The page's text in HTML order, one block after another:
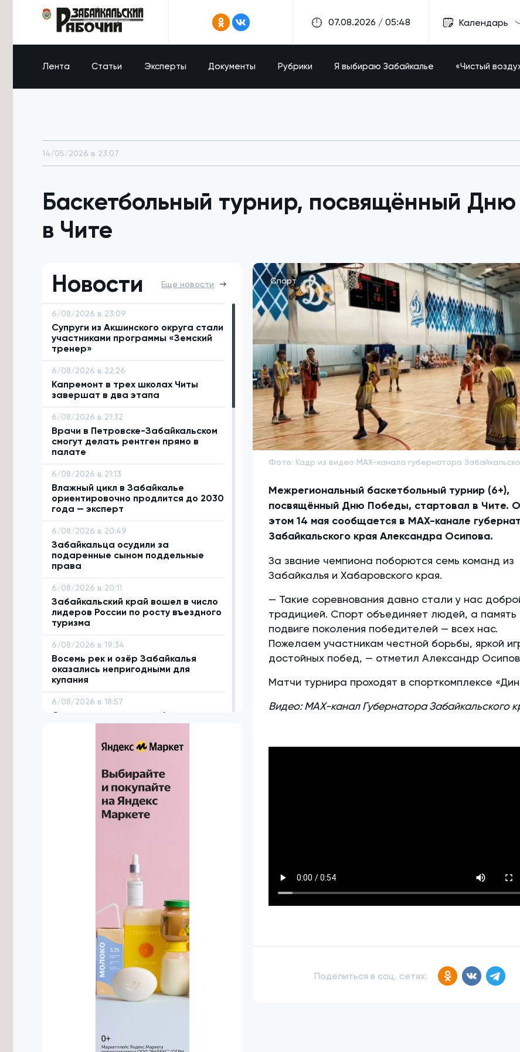
07.08.2026 / 05:48 Календарь
Лента Статьи Эксперты Документы Рубрики Я выбираю Забайкалье «Чистый
14/05/2026 в 23:07
Баскетбольный турнир, посвящённый
в Чите
Новости
Еще новости
6/08/2026 в 23:09
Супруги из Акшинского округа стали
участниками программы «Земский
тренер»
6/08/2026 в 22:26
Капремонт в трех школах Читы
завершат в два этапа
6/08/2026 в 21:32
Врачи в Петровске-Забайкальском
смогут делать рентген прямо в
палате
6/08/2026 в 21:13
Влажный цикл в Забайкалье
ориентировочно продлится до 2030
года — эксперт
6/08/2026 в 20:49
Забайкальца осудили за
подаренные сыном поддельные
права
6/08/2026 в 20:11
Забайкальский край вошел в число
лидеров России по росту въездного
туризма
6/08/2026 в 19:34
Восемь рек и озёр Забайкалья
оказались непригодными для
купания
6/08/2026 в 18:57
Сто проектов стали победителями
первого конкурса ТОС «Решаем
сами» в Забайкалье
Систему каналов для отвода
дождевой воды предложили
построить в селе Угдан
6/08/2026 в 18:31
Деловую программу проведут на
фестивале «Хорхог» в Забайкалье
6/08/2026 в 17:52
Самое большое число дамб в
России строится в Забайкалье
6/08/2026 в 17:50
Трёх ночных дрифтеров без прав
привлекли к ответственности в Чите
6/08/2026 в 17:40
Спорт
Фото: Кадр из видео МАХ-канала губернатора
Межрегиональный баскетбольный турнир (6+),
посвящённый Дню Победы, стартовал в Чите.
этом 14 мая сообщается в МАХ-канале
Забайкальского края Александра Осипова.
За звание чемпиона поборются семь команд из
Забайкалья и Хабаровского края.
— Такие соревнования давно стали у нас
традицией. Спорт объединяет людей, а память
подвиге поколения победителей — всех нас.
Пожелаем участникам честной борьбы, яркой
достойных побед, — отметил Александр
Матчи турнира проходят в спорткомплексе
Видео: МАХ-канал Губернатора Забайкальского
Поделиться в соц. сетях: